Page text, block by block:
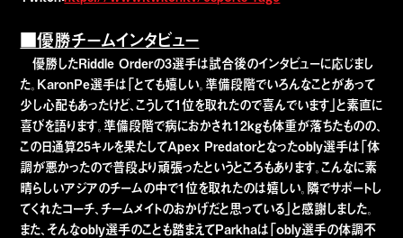
■優勝チームインタビュー
優勝したRiddle Orderの3選手は試合後のインタビューに応じまし
た。KaronPe選手は「とても嬉しい。準備段階でいろんなことがあって
少し心配もあったけど、こうして1位を取れたので喜んでいます」と素直に
喜びを語ります。準備段階で病におかされ12kgも体重が落ちたものの、
この日通算25キルを果たしてApex Predatorとなったobly選手は「体
調が悪かったので普段より頑張ったというところもあります。こんなに素
晴らしいアジアのチームの中で1位を取れたのは嬉しい。隣でサポートし
てくれたコーチ、チームメイトのおかげだと思っている」と感謝しました。
また、そんなobly選手のことも踏まえてParkhaは「obly選手の体調不